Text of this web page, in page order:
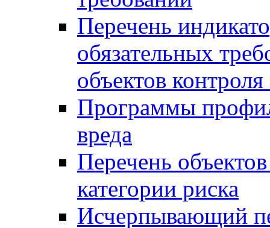
Перечень
обязательных
объектов
Программы
вреда
Перечень
категории риска
Исчерпывающий